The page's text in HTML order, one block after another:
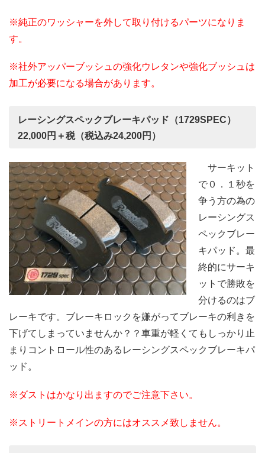
※純正のワッシャーを外して取り付けるパーツになりま
す。
※社外アッパーブッシュの強化ウレタンや強化ブッシュは
加工が必要になる場合があります。
レーシングスペックブレーキパッド（1729SPEC）
22,000円＋税（税込み24,200円）
サーキット
で０．１秒を
争う方の為の
レーシングス
ペックブレー
キパッド。最
終的にサーキ
ットで勝敗を
分けるのはブ
レーキです。ブレーキロックを嫌がってブレーキの利きを
下げてしまっていませんか？？車重が軽くてもしっかり止
まりコントロール性のあるレーシングスペックブレーキパ
ッド。
※ダストはかなり出ますのでご注意下さい。
※ストリートメインの方にはオススメ致しません。